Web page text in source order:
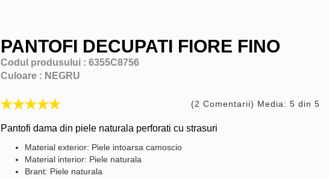
PANTOFI DECUPATI FIORE FINO
Codul produsului : 6355C8756
Culoare : NEGRU
(2 Comentarii) Media: 5 din 5
Pantofi dama din piele naturala perforati cu strasuri
Material exterior: Piele intoarsa camoscio
Material interior: Piele naturala
Brant: Piele naturala